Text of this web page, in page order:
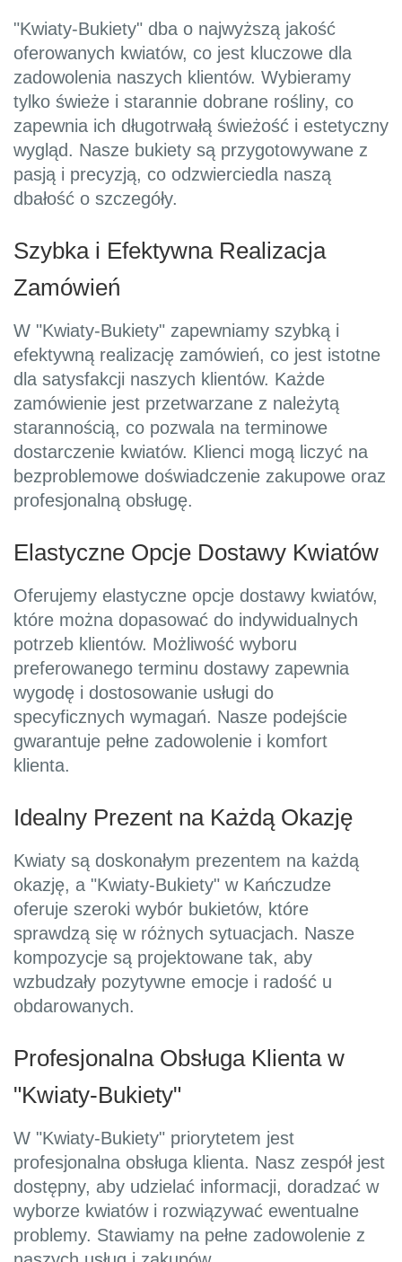
"Kwiaty-Bukiety" dba o najwyższą jakość
oferowanych kwiatów, co jest kluczowe dla
zadowolenia naszych klientów. Wybieramy
tylko świeże i starannie dobrane rośliny, co
zapewnia ich długotrwałą świeżość i estetyczny
wygląd. Nasze bukiety są przygotowywane z
pasją i precyzją, co odzwierciedla naszą
dbałość o szczegóły.
Szybka i Efektywna Realizacja
Zamówień
W "Kwiaty-Bukiety" zapewniamy szybką i
efektywną realizację zamówień, co jest istotne
dla satysfakcji naszych klientów. Każde
zamówienie jest przetwarzane z należytą
starannością, co pozwala na terminowe
dostarczenie kwiatów. Klienci mogą liczyć na
bezproblemowe doświadczenie zakupowe oraz
profesjonalną obsługę.
Elastyczne Opcje Dostawy Kwiatów
Oferujemy elastyczne opcje dostawy kwiatów,
które można dopasować do indywidualnych
potrzeb klientów. Możliwość wyboru
preferowanego terminu dostawy zapewnia
wygodę i dostosowanie usługi do
specyficznych wymagań. Nasze podejście
gwarantuje pełne zadowolenie i komfort
klienta.
Idealny Prezent na Każdą Okazję
Kwiaty są doskonałym prezentem na każdą
okazję, a "Kwiaty-Bukiety" w Kańczudze
oferuje szeroki wybór bukietów, które
sprawdzą się w różnych sytuacjach. Nasze
kompozycje są projektowane tak, aby
wzbudzały pozytywne emocje i radość u
obdarowanych.
Profesjonalna Obsługa Klienta w
"Kwiaty-Bukiety"
W "Kwiaty-Bukiety" priorytetem jest
profesjonalna obsługa klienta. Nasz zespół jest
dostępny, aby udzielać informacji, doradzać w
wyborze kwiatów i rozwiązywać ewentualne
problemy. Stawiamy na pełne zadowolenie z